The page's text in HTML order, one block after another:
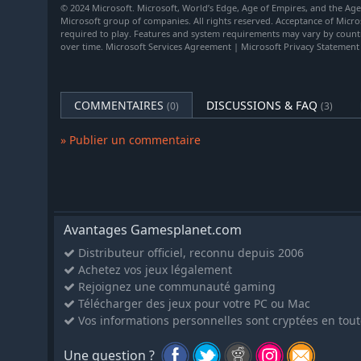
Les Trois Royaumes introduisent également plusieurs
pour une immersion accrue dans l'histoire chinoise :
et les Wu.
Wu une excellente option de siège à longue portée
une attaque à distance explosive. Disponible pour
Coréens et les Vietnamiens.
Les chariots-fusées :Ces engins de siège
volée de fusées incendiaires sur les ennemis.
les Khitan et les Coréens.
Les navires Dragons :
Les navires incendiaires les
© 2024 Microsoft. Microsoft, World’s Edge, Age of Empires, and the
Microsoft group of companies. All rights reserved. Acceptance of
required to play. Features and system requirements may vary by
over time. Microsoft Services Agreement | Microsoft Privacy Statement
COMMENTAIRES (0) DISCUSSIONS & FAQ (3)
» Publier un commentaire
Avantages Gamesplanet.com
Distributeur officiel, reconnu depuis 2006
Achetez vos jeux légalement
Rejoignez une communauté gaming
Télécharger des jeux pour votre PC ou Mac
Vos informations personnelles sont cryptées en
Une question ?